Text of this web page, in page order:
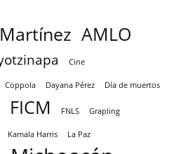
AMLO
Cine
Coppola Dayana Pérez Día de muertos
FICM FNLS Grapling
Kamala Harris La Paz